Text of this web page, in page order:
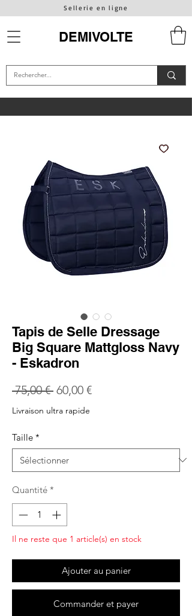
Sellerie en ligne
DEMIVOLTE
Tapis de Selle Dressage
Big Square Mattgloss Navy
- Eskadron
75,00 € Prix
original
60,00 €Prix
Livraison ultra rapide
Taille *
Quantité *
Il ne reste que 1 article(s) en stock
Ajouter au panier
Commander et payer